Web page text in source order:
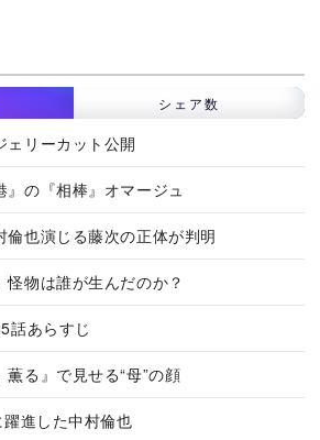
シェア数
ェリーカット公開
』の『相棒』オマージュ
倫也演じる藤次の正体が判明
怪物は誰が生んだのか？
話あらすじ
薫る』で見せる“母”の顔
躍進した中村倫也